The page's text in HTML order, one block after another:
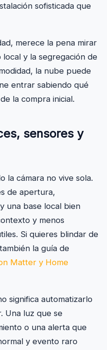
sofisticada que
merece la pena mirar
y la segregación de
la nube puede
entrar sabiendo qué
la compra inicial.
sensores y
la cámara no vive sola.
de apertura,
una base local bien
y menos
Si quieres blindar de
la guía de
Matter y Home
significa automatizarlo
Una luz que se
o una alerta que
y evento raro